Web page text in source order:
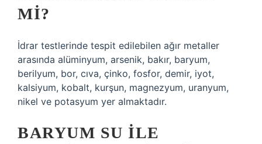
MI?
İdrar testlerinde tespit edilebilen ağır metaller
arasında alüminyum, arsenik, bakır, baryum,
berilyum, bor, cıva, çinko, fosfor, demir, iyot,
kalsiyum, kobalt, kurşun, magnezyum, uranyum,
nikel ve potasyum yer almaktadır.
BARYUM SU ILE